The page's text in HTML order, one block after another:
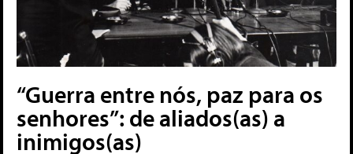
“Guerra entre nós, paz para os
senhores”: de aliados(as) a
inimigos(as)